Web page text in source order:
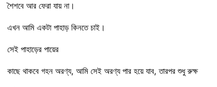
শৈশবে আর ফেরা যায় না।
এখন আমি একটা পাহাড় কিনতে চাই।
সেই পাহাড়ের পায়ের
কাছে থাকবে গহন অরণ্য, আমি সেই অরণ্য পার হয়ে যাব, তারপর শুধু রুক্ষ